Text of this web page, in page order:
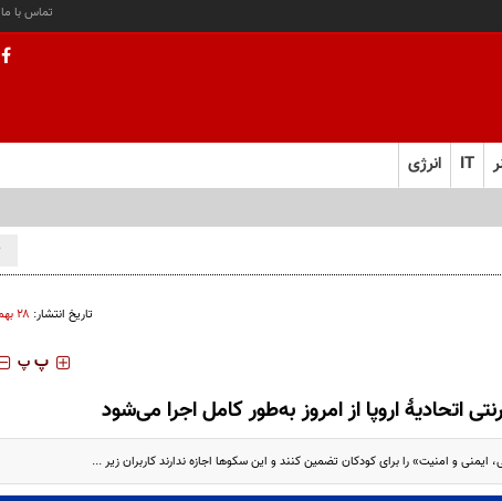
تماس با ما
IT انرژی
تاریخ انتشار: ۲۸ بهمن ۱۴۰۲ - ۱۰:۰۰
‍‍‍ پ پ
اتحادیۀ اروپا از امروز به‌طور کامل اجرا می‌شود
و امنیت» را برای کودکان تضمین کنند و این سکوها اجازه ندارند کاربران زیر ...